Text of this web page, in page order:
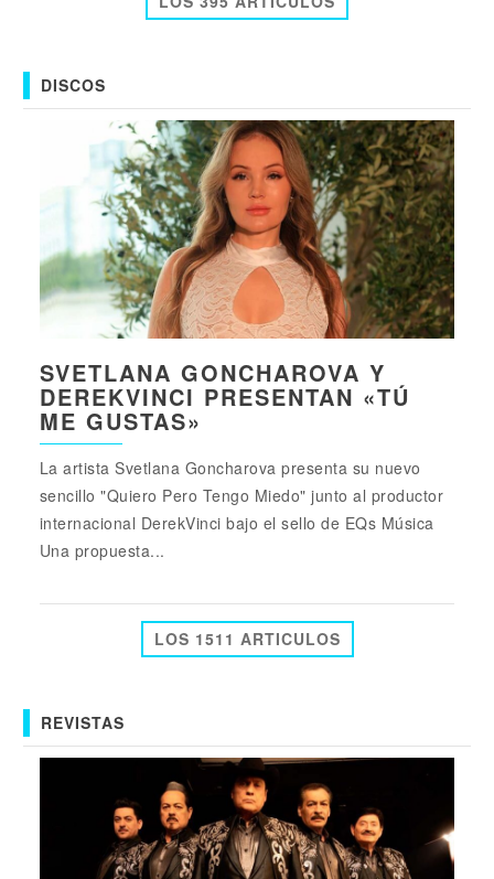
DISCOS
SVETLANA GONCHAROVA Y
DEREKVINCI PRESENTAN «TÚ
ME GUSTAS»
La artista Svetlana Goncharova presenta su nuevo
sencillo "Quiero Pero Tengo Miedo" junto al productor
internacional DerekVinci bajo el sello de EQs Música
Una propuesta...
LOS 1511 ARTICULOS
REVISTAS